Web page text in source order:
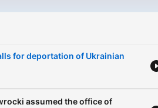
for deportation of Ukrainian
assumed the office of